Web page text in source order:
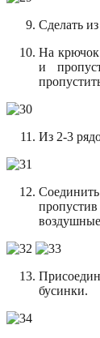
Сделать
На крючок
и
Из 2-3
бусинки.